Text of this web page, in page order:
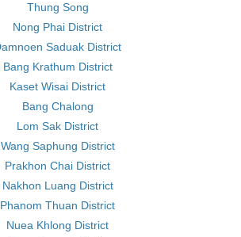
Thung Song
Nong Phai District
Saduak District
Bang Krathum District
Kaset Wisai District
Bang Chalong
Lom Sak District
Wang Saphung District
Prakhon Chai District
Nakhon Luang District
Phanom Thuan District
Nuea Khlong District